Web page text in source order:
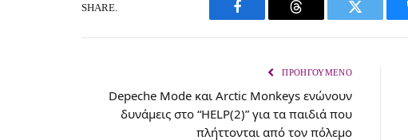
SHARE.
F
e
b
T
r
e
a
T
ΠΡΟΗΓΟΎΜΕΝΟ
Depeche Mode και Arctic Monkeys ενώνουν
δυνάμεις στο “HELP(2)” για τα παιδιά που
πλήττονται από τον πόλεμο